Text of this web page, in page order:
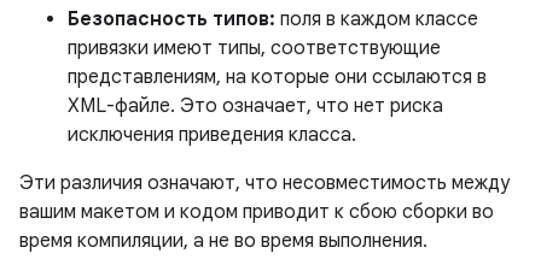
Безопасность типов: поля в каждом классе
привязки имеют типы, соответствующие
представлениям, на которые они ссылаются в
XML-файле. Это означает, что нет риска
исключения приведения класса.
Эти различия означают, что несовместимость между
вашим макетом и кодом приводит к сбою сборки во
время компиляции, а не во время выполнения.